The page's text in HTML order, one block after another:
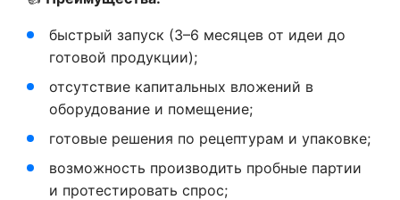
быстрый запуск (3–6 месяцев от идеи до
готовой продукции);
отсутствие капитальных вложений в
оборудование и помещение;
готовые решения по рецептурам и упаковке;
возможность производить пробные партии
и протестировать спрос;